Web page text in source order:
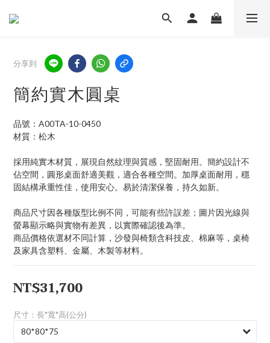
分享到
簡約實木圓桌
品號：A00TA-10-0450
材質：松木
採用純實木材質，展現自然紋理與質感，堅固耐用。簡約設計不
佔空間，圓形桌面舒適美觀，適合各種空間。加厚桌面耐用，穩
固結構承重性佳，使用安心。易於清潔保養，持久如新。
商品尺寸因各種版型比例不同，可能有些許誤差；圖片因光線與
螢幕顯示略與實物有差異，以實際確認後為準。
商品價格依選材不同計算，沙發與椅類含科技皮、棉麻等，桌椅
及家具含塑料、金屬、木製等材料。
NT$31,700
尺寸：長*寬*高(公分)